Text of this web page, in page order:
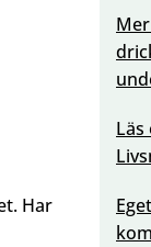
Har